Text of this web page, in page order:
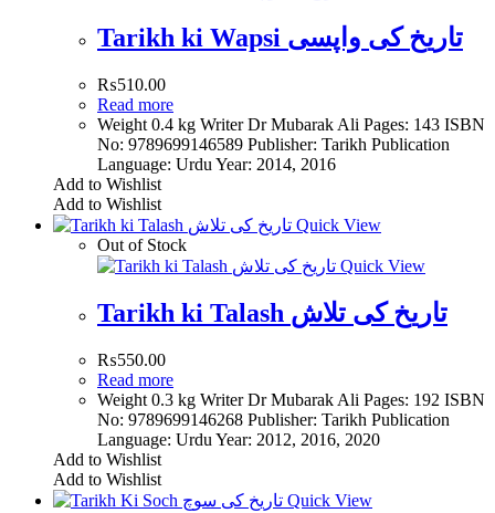
Tarikh ki Wapsi تاریخ کی واپسی
₨510.00
Read more
Weight 0.4 kg Writer Dr Mubarak Ali Pages: 143 ISBN
No: 9789699146589 Publisher: Tarikh Publication
Language: Urdu Year: 2014, 2016
Add to Wishlist
Add to Wishlist
Quick View
Out of Stock
Quick View
Tarikh ki Talash تاریخ کی تلاش
₨550.00
Read more
Weight 0.3 kg Writer Dr Mubarak Ali Pages: 192 ISBN
No: 9789699146268 Publisher: Tarikh Publication
Language: Urdu Year: 2012, 2016, 2020
Add to Wishlist
Add to Wishlist
Quick View